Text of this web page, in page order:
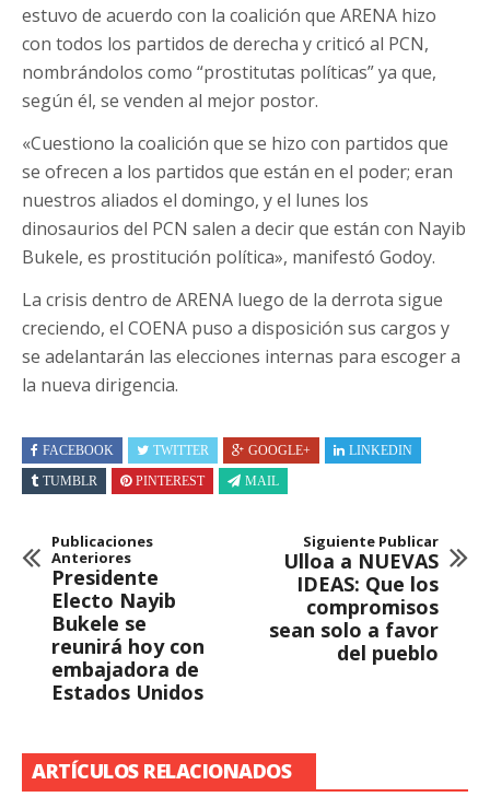
estuvo de acuerdo con la coalición que ARENA hizo
con todos los partidos de derecha y criticó al PCN,
nombrándolos como “prostitutas políticas” ya que,
según él, se venden al mejor postor.
«Cuestiono la coalición que se hizo con partidos que
se ofrecen a los partidos que están en el poder; eran
nuestros aliados el domingo, y el lunes los
dinosaurios del PCN salen a decir que están con Nayib
Bukele, es prostitución política», manifestó Godoy.
La crisis dentro de ARENA luego de la derrota sigue
creciendo, el COENA puso a disposición sus cargos y
se adelantarán las elecciones internas para escoger a
la nueva dirigencia.
FACEBOOK TWITTER GOOGLE+
LINKEDIN
TUMBLR
PINTEREST MAIL
Publicaciones
Anteriores
Presidente
Electo Nayib
Bukele se
reunirá hoy con
embajadora de
Estados Unidos
Siguiente Publicar
Ulloa a NUEVAS
IDEAS: Que los
compromisos
sean solo a favor
del pueblo
ARTÍCULOS RELACIONADOS